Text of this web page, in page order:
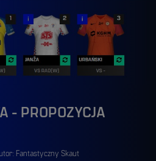
- PROPOZYCJA
Fantastyczny Skaut
użytkownikowi nie będą